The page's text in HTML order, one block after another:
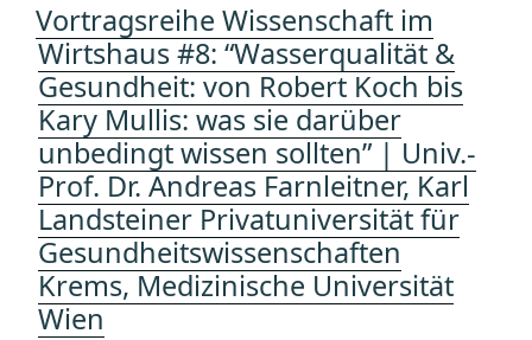
Vortragsreihe Wissenschaft im
Wirtshaus #8: “Wasserqualität &
Gesundheit: von Robert Koch bis
Kary Mullis: was sie darüber
unbedingt wissen sollten” | Univ.-
Prof. Dr. Andreas Farnleitner, Karl
Landsteiner Privatuniversität für
Gesundheitswissenschaften
Krems, Medizinische Universität
Wien